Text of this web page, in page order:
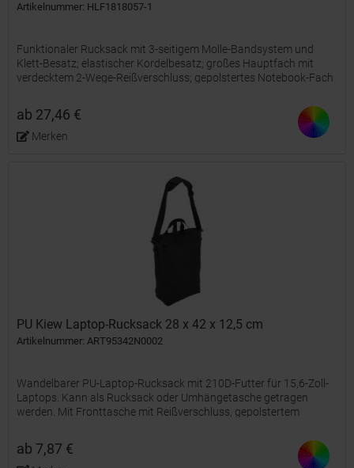
Artikelnummer: HLF1818057-1
Funktionaler Rucksack mit 3-seitigem Molle-Bandsystem und
Klett-Besatz; elastischer Kordelbesatz; großes Hauptfach mit
verdecktem 2-Wege-Reißverschluss; gepolstertes Notebook-Fach
ab 27,46 €
Merken
PU Kiew Laptop-Rucksack 28 x 42 x 12,5 cm
Artikelnummer: ART95342N0002
Wandelbarer PU-Laptop-Rucksack mit 210D-Futter für 15,6-Zoll-
Laptops. Kann als Rucksack oder Umhängetasche getragen
werden. Mit Fronttasche mit Reißverschluss, gepolstertem
ab 7,87 €